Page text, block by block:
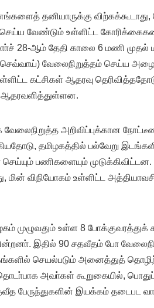
தனியாருக்கு
செய்ய வேண்டும் உள்ளிட்ட
28-ஆம் தேதி காலை 6 மணி முதல்
வேலைநிறுத்தம் செய்ய
கட்சிகள் ஆதரவு
அறிவிப்புக்கான
தமிழகத்தில் பல்வேறு
பணிகளையும்
மின் விநியோகம் உள்ளிட்ட
முழுவதும் உள்ள 8 போக்குவரத்துக்
இதில் 90 சதவீதம் போ
செயல்படும் அனைத்துத்
அவா்கள் கூறுகையில்,
பேருந்துகளின் இயக்கம் தடைபட